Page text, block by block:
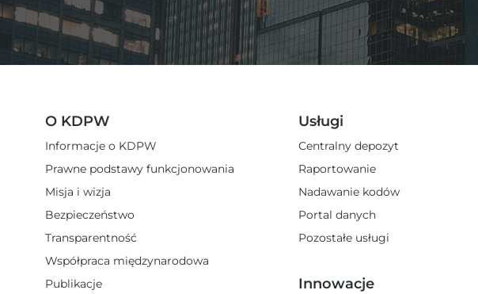
O KDPW
Informacje o KDPW
Prawne podstawy funkcjonowania
Misja i wizja
Bezpieczeństwo
Transparentność
Współpraca międzynarodowa
Publikacje
Usługi
Centralny depozyt
Raportowanie
Nadawanie kodów
Portal danych
Pozostałe usługi
Innowacje